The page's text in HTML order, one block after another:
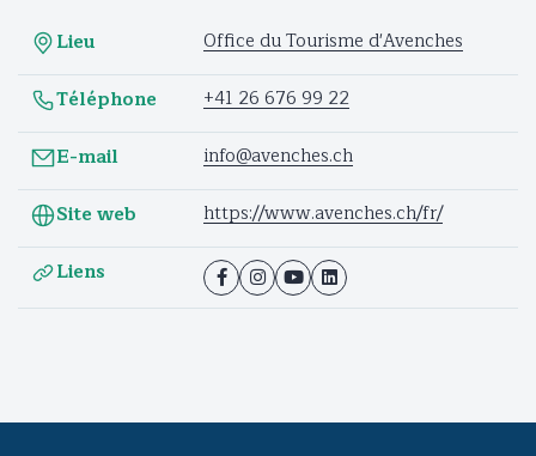
Lieu
Office du Tourisme d'Avenches
Téléphone
+41 26 676 99 22
E-mail
info@avenches.ch
Site web
https://www.avenches.ch/fr/
Liens